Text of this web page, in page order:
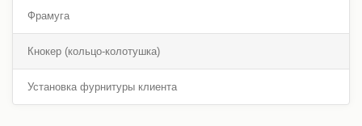
Фрамуга
Кнокер (кольцо-колотушка)
Установка фурнитуры клиента